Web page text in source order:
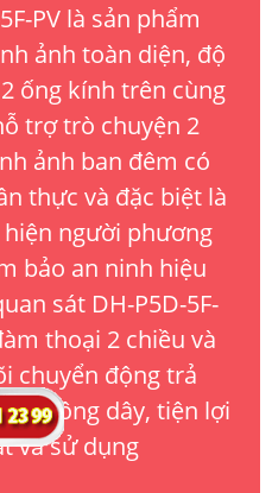
PV là sản phẩm
ảnh toàn diện, độ
ống kính trên cùng
trợ trò chuyện 2
ảnh ban đêm có
thực và đặc biệt là
người phương
bảo an ninh hiệu
sát DH-P5D-5F-
thoại 2 chiều và
chuyển động trả
không dây, tiện lợi
và sử dụng